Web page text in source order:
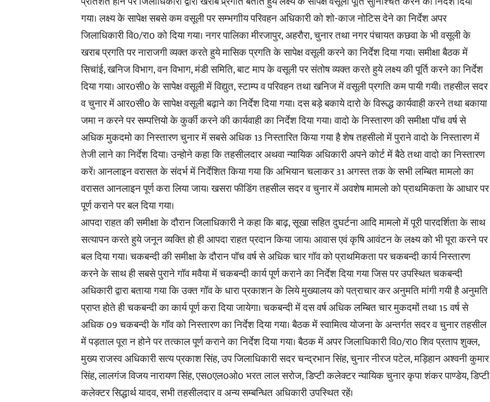
गया। लक्ष्य के सापेक्ष सबसे कम वसूली पर सम्भगाीय परिवहन अधिकारी को शो-काज नोटिस देने का निर्देश अपर
जिलाधिकारी वि0/रा0 को दिया गया। नगर पालिका मीरजापुर, अहरौरा, चुनार तथा नगर पंचायत कछवा के भी वसूली के
खराब प्रगति पर नाराजगी व्यक्त करते हुये मासिक प्रगति के सापेक्ष वसूली करने का निर्देश दिया गया। समीक्षा बैठक में
सिचांई, खनिज विभाग, वन विभाग, मंडी समिति, बाट माप के वसूली पर संतोष व्यक्त करते हुये लक्ष्य की पूर्ति करने का निर्देश
दिया गया। आर0सी0 के सापेक्ष वसूली में विद्युत, स्टाम्प व परिवहन तथा खनिज में वसूली प्रगति कम पायी गयी। तहसील सदर
व चुनार में आर0सी0 के सापेक्ष वसूली बढ़ाने का निर्देश दिया गया। दस बड़े बकाये दारो के विरूद्ध कार्यवाही करने तथा बकाया
जमा न करने पर सम्पत्तियो के कुर्की करने की कार्यवाही का निर्देश दिया गया। वादो के निस्तारण की समीक्षा पाॅच वर्ष से
अधिक मुकदमो का निस्तारण चुनार में सबसे अधिक 13 निस्तारित किया गया है शेष तहसीलो में पुराने वादो के निस्तारण में
तेजी लाने का निर्देश दिया। उन्होने कहा कि तहसीलदार अथवा न्यायिक अधिकारी अपने कोर्ट में बैठे तथा वादो का निस्तारण
करें। आनलाइन वरासत के संदर्भ में निर्देशित किया गया कि अभियान चलाकर 31 अगस्त तक के सभी लम्बित मामलो का
वरासत आनलाइन पूर्ण करा लिया जाय। खसरा फीडिंग तहसील सदर व चुनार में अवशेष मामलो को प्राथमिकता के आधार पर
पूर्ण कराने पर बल दिया गया।
आपदा राहत की समीक्षा के दौरान जिलाधिकारी ने कहा कि बाढ़, सूखा सहित दुघर्टना आदि मामलो में पूरी पारदर्शिता के साथ
सत्यापन करते हुये जनून व्यक्ति हो ही आपदा राहत प्रदान किया जाय। आवास एवं कृषि आवंटन के लक्ष्य को भी पूरा करने पर
बल दिया गया। चकबन्दी की समीक्षा के दौरान पाॅच वर्ष से अधिक चार गाॅव को प्राथमिकता पर चकबन्दी कार्य निस्तारण
करने के साथ ही सबसे पुराने गाॅव मवैया में चकबन्दी कार्य पूर्ण कराने का निर्देश दिया गया जिस पर उपस्थित चकबन्दी
अधिकारी द्वारा बताया गया कि उक्त गाॅव के धारा प्रकाशन के लिये मुख्यालय को पत्राचार कर अनुमति मांगी गयी है अनुमति
प्राप्त होते ही चकबन्दी का कार्य पूर्ण करा दिया जायेगा। चकबन्दी में दस वर्ष अधिक लम्बित चार मुकदमों तथा 15 वर्ष से
अधिक 09 चकबन्दी के गाॅव को निस्तारण का निर्देश दिया गया। बैठक में स्वामित्व योजना के अन्तर्गत सदर व चुनार तहसील
में पड़ताल पूरा न होने पर तत्काल पूर्ण कराने का निर्देश दिया गया। बैठक में अपर जिलाधिकारी वि0/रा0 शिव प्रताप शुक्ल,
मुख्य राजस्व अधिकारी सत्य प्रकाश सिंह, उप जिलाधिकारी सदर चन्द्रभान सिंह, चुनार नीरज पटेल, मड़िहान अश्वनी कुमार
सिंह, लालगंज विजय नारायण सिंह, एस0एल0ओ0 भरत लाल सरोज, डिप्टी कलेक्टर न्यायिक चुनार कृपा शंकर पाण्डेय, डिप्टी
कलेक्टर सिद्धार्थ यादव, सभी तहसीलदार व अन्य सम्बन्धित अधिकारी उपस्थित रहें।